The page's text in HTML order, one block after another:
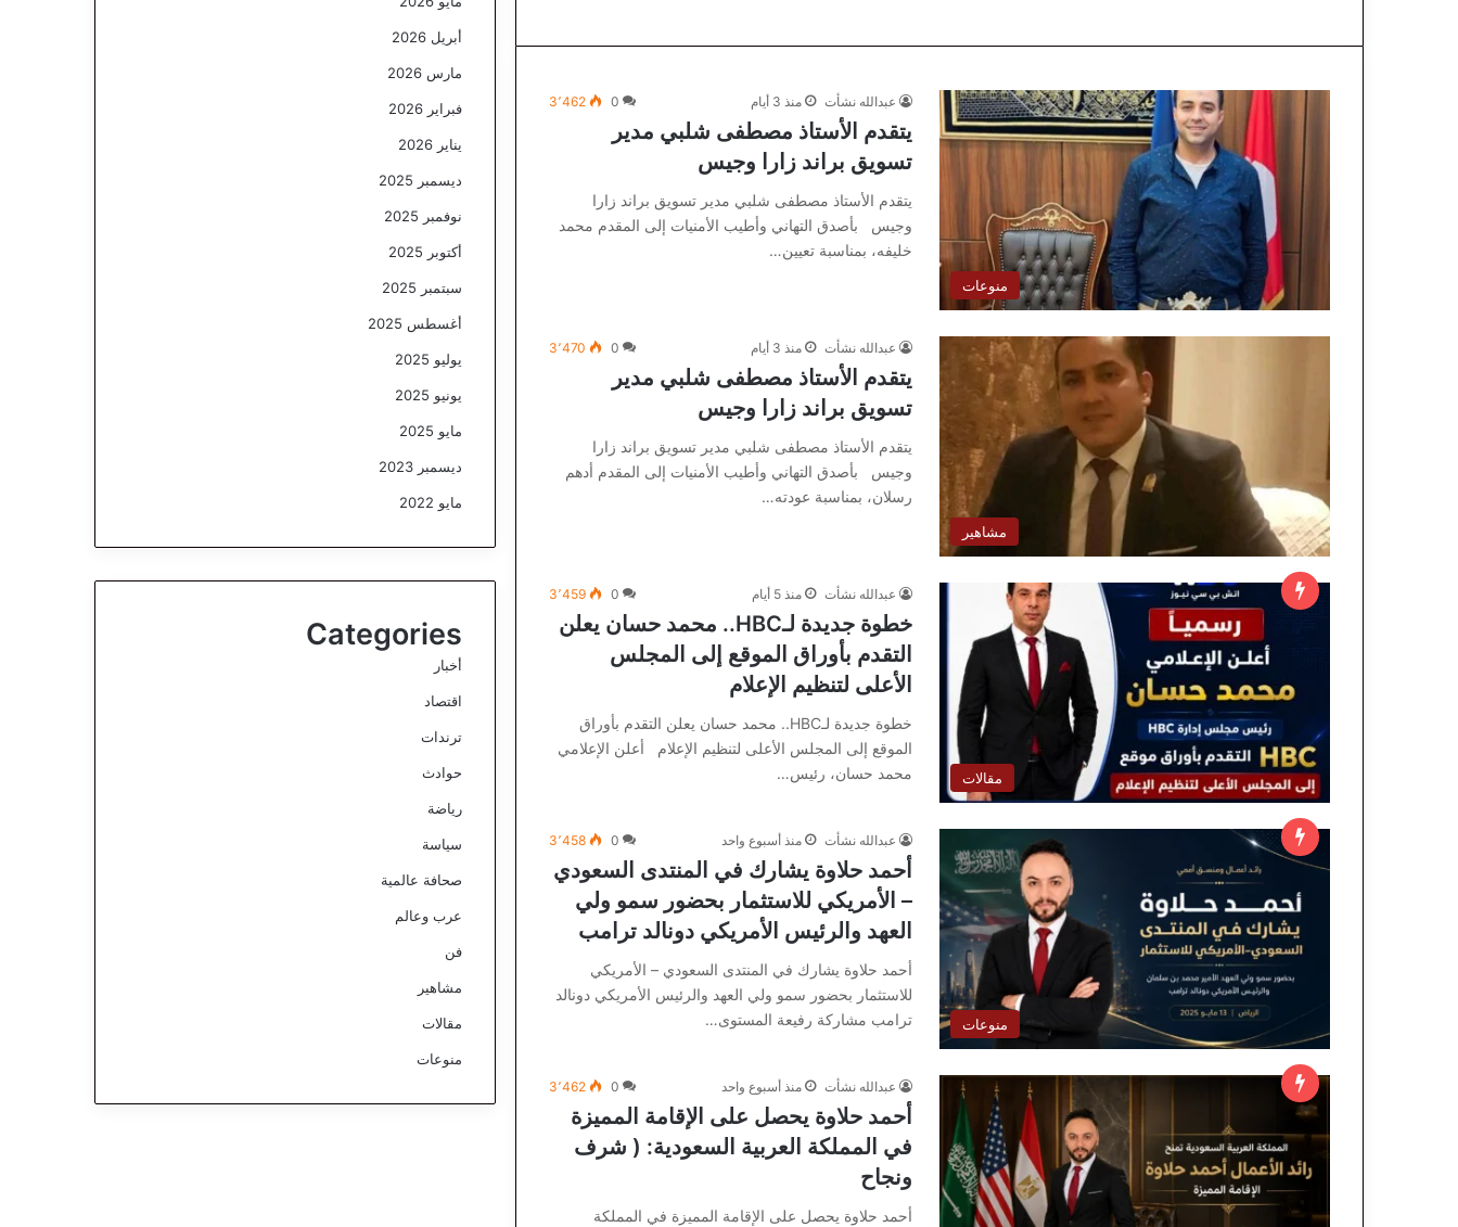
منوعات
عبدالله نشأت منذ 3 أيام 0 3٬462
يتقدم الأستاذ مصطفى شلبي مدير
تسويق براند زارا وجيس
يتقدم الأستاذ مصطفى شلبي مدير تسويق براند زارا
وجيس بأصدق التهاني وأطيب الأمنيات إلى المقدم محمد
خليفه، بمناسبة تعيين…
مشاهير
عبدالله نشأت منذ 3 أيام 0 3٬470
يتقدم الأستاذ مصطفى شلبي مدير
تسويق براند زارا وجيس
يتقدم الأستاذ مصطفى شلبي مدير تسويق براند زارا
وجيس بأصدق التهاني وأطيب الأمنيات إلى المقدم أدهم
رسلان، بمناسبة عودته…
مقالات
عبدالله نشأت منذ 5 أيام 0 3٬459
خطوة جديدة لـHBC.. محمد حسان يعلن
التقدم بأوراق الموقع إلى المجلس
الأعلى لتنظيم الإعلام
خطوة جديدة لـHBC.. محمد حسان يعلن التقدم بأوراق
الموقع إلى المجلس الأعلى لتنظيم الإعلام أعلن الإعلامي
محمد حسان، رئيس…
منوعات
عبدالله نشأت منذ أسبوع واحد 0 3٬458
أحمد حلاوة يشارك في المنتدى السعودي
– الأمريكي للاستثمار بحضور سمو ولي
العهد والرئيس الأمريكي دونالد ترامب
أحمد حلاوة يشارك في المنتدى السعودي – الأمريكي
للاستثمار بحضور سمو ولي العهد والرئيس الأمريكي دونالد
ترامب مشاركة رفيعة المستوى…
عبدالله نشأت منذ أسبوع واحد 0 3٬462
أحمد حلاوة يحصل على الإقامة المميزة
في المملكة العربية السعودية: ( شرف
ونجاح
أحمد حلاوة يحصل على الإقامة المميزة في المملكة
أبريل 2026
مارس 2026
فبراير 2026
يناير 2026
ديسمبر 2025
نوفمبر 2025
أكتوبر 2025
سبتمبر 2025
أغسطس 2025
يوليو 2025
يونيو 2025
مايو 2025
ديسمبر 2023
مايو 2022
Categories
أخبار
اقتصاد
ترندات
حوادث
رياضة
سياسة
صحافة عالمية
عرب وعالم
فن
مشاهير
مقالات
منوعات